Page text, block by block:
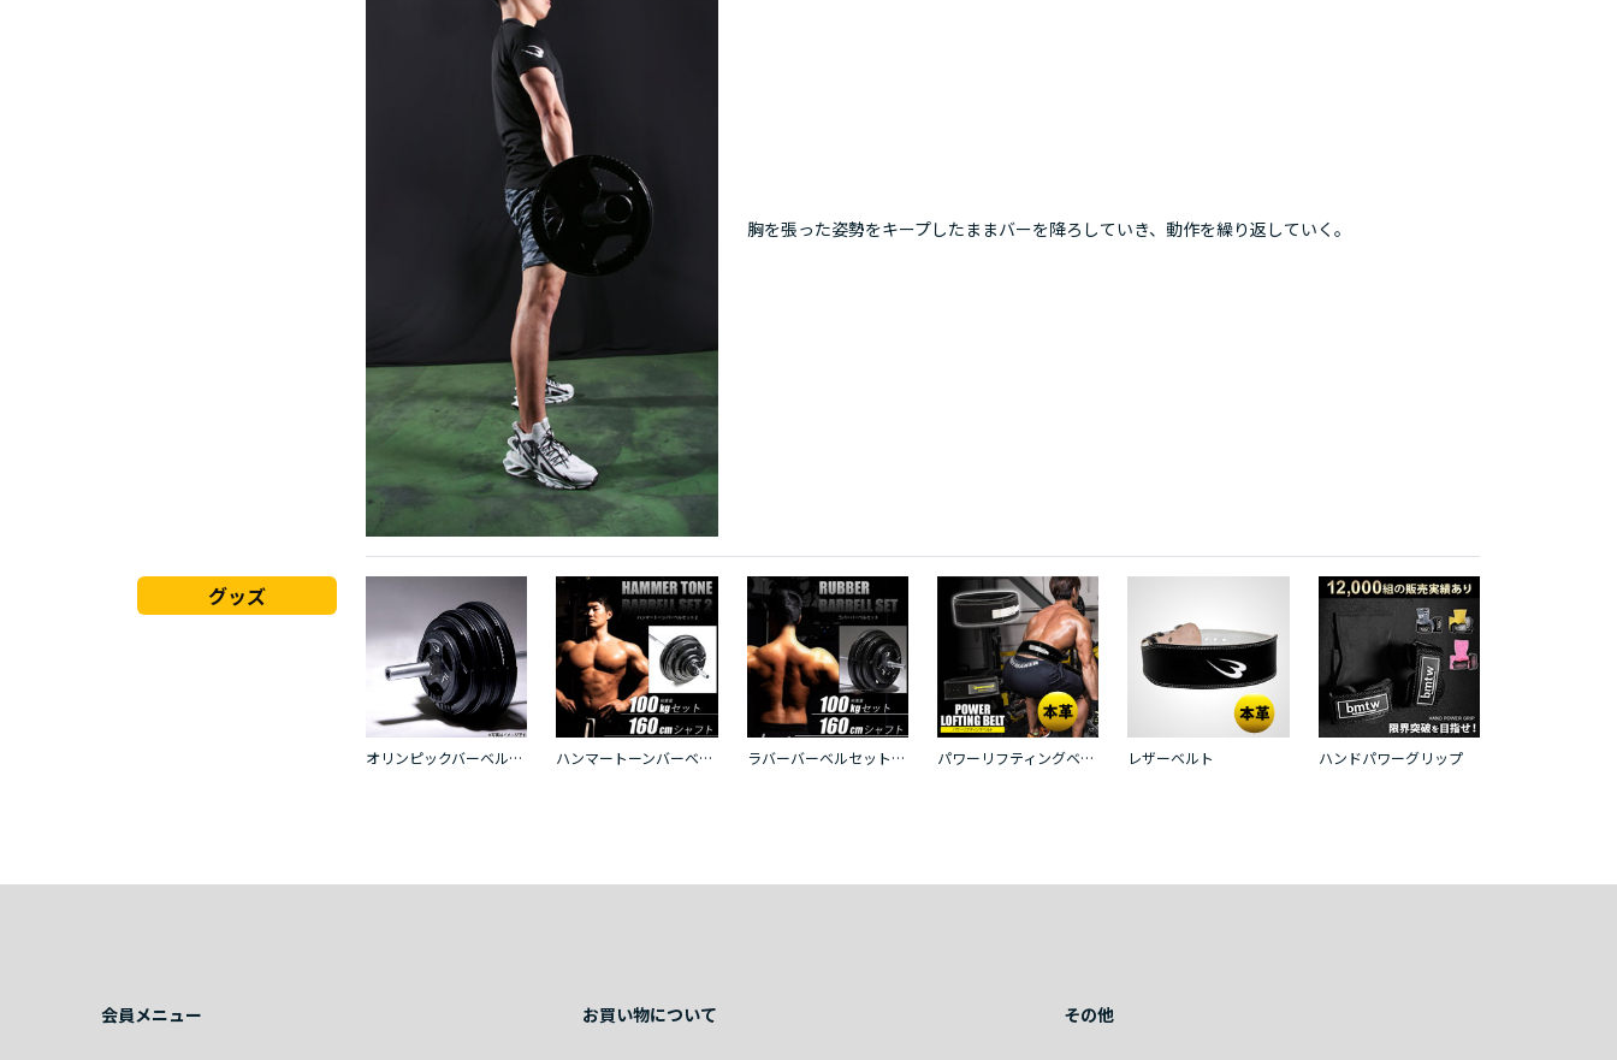
胸を張った姿勢をキープしたままバーを降ろしていき、動作を繰り返していく。
グッズ
オリンピックバーベルセット４ １０５ｋｇ ハンマートーンバーベルセット２ １００ｋｇ シャフト１６０ｃｍ（ダンベルシャフト付き） ラバーバーベルセットＮＲ１００ｋｇ シャフト１６０ｃｍ（ダンベルシャフト付き） パワーリフティングベルト レザーベルト ハンドパワーグリップ
会員メニュー お買い物について その他